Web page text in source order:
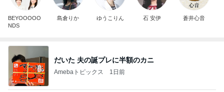
BEYOOOOO
NDS
島倉りか ゆうこりん 石 安伊 蒼井心音
だいた 夫の誕プレに半額のカニ
Amebaトピックス 1日前